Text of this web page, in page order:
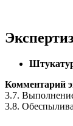
Комментарий
3.7.
3.8.